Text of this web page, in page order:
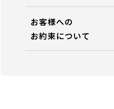
お客様への
お約束について